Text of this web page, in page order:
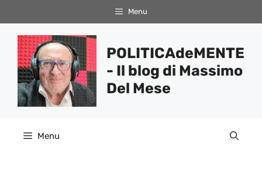
al
contenuto
Menu
POLITICAdeMENTE
- Il blog di Massimo
Del Mese
Menu